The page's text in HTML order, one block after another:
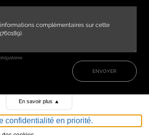
ENVOYER
En savoir plus ▲
confidentialité en priorité.